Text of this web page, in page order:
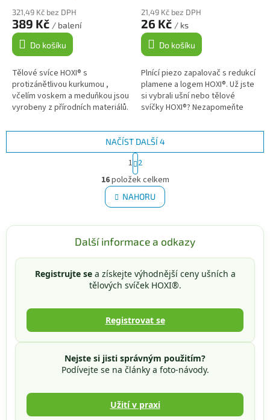
pytlíku 10ks
321,49 Kč bez DPH
389 Kč / balení
Do košíku
Tělové svíce HOXI® s
protizánětlivou kurkumou ,
včelím voskem a meduňkou jsou
vyrobeny z přírodních materiálů.
zdrojích popisována jako...
21,49 Kč bez DPH
26 Kč / ks
Do košíku
Plnící piezo zapalovač s redukcí
plamene a logem HOXI®. Už jste
si vybrali ušní nebo tělové
svíčky HOXI®? Nezapomeňte
zapalovač s logem HOXI®. ...
O
v
l
á
c
r
v
y
v
ý
p
i
s
NAČÍST DALŠÍ 4
S
t
r
á
n
k
v
á
n
í
1 2
16položek celkem
NAHORU
Další informace a odkazy
Registrujte sea získejte výhodnější ceny ušních a
tělových svíček HOXI®.
Registrovat se
Nejste si jisti správným použitím?
Podívejte se na články a foto-návody.
Užití v praxi